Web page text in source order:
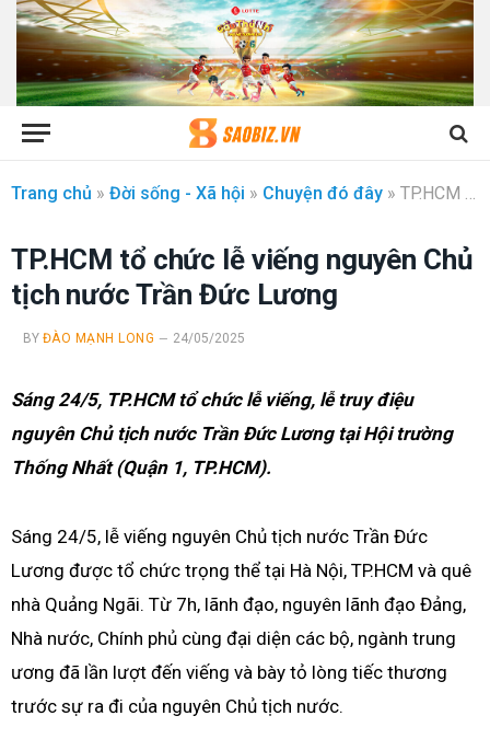
Trang chủ » Đời sống - Xã hội » Chuyện đó đây » TP.HCM tổ chức lễ viếng nguyên Chủ tịch nước Trần Đức Lương
TP.HCM tổ chức lễ viếng nguyên Chủ
tịch nước Trần Đức Lương
BY ĐÀO MẠNH LONG 24/05/2025
Sáng 24/5, TP.HCM tổ chức lễ viếng, lễ truy điệu
nguyên Chủ tịch nước Trần Đức Lương tại Hội trường
Thống Nhất (Quận 1, TP.HCM).
Sáng 24/5, lễ viếng nguyên Chủ tịch nước Trần Đức
Lương được tổ chức trọng thể tại Hà Nội, TP.HCM và quê
nhà Quảng Ngãi. Từ 7h, lãnh đạo, nguyên lãnh đạo Đảng,
Nhà nước, Chính phủ cùng đại diện các bộ, ngành trung
ương đã lần lượt đến viếng và bày tỏ lòng tiếc thương
trước sự ra đi của nguyên Chủ tịch nước.